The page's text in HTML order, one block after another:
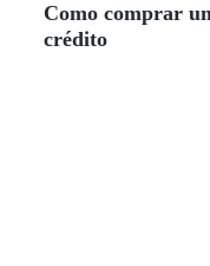
Como comprar
crédito